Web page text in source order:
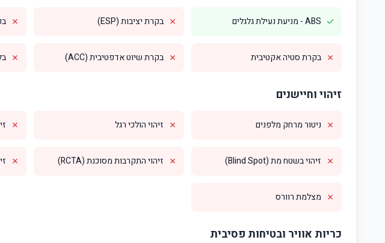
✓ ABS - מניעת נעילת גלגלים ✗ בקרת יציבות (ESP) ✗
✗ בקרת סטיה אקטיבית ✗ בקרת שיוט אדפטיבית (ACC) ✗
זיהוי וחיישנים
✗ ניטור מרחק מלפנים ✗ זיהוי הולכי רגל ✗
✗ זיהוי בשטח מת (Blind Spot) ✗ זיהוי התקרבות מסוכנת (RCTA) ✗
✗ מצלמת רוורס
כריות אוויר ובטיחות פסיבית